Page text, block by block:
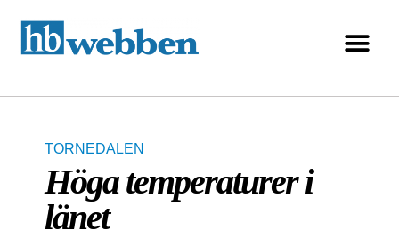
TORNEDALEN
Höga temperaturer i
länet